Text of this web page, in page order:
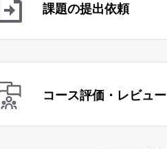
課題の提出依頼
コース評価・レビュー